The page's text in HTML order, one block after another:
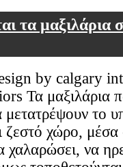
τα μαξιλάρια
by calgary
Τα μαξιλάρια
μετατρέψουν το
ζεστό χώρο, μέσα
χαλαρώσει, να